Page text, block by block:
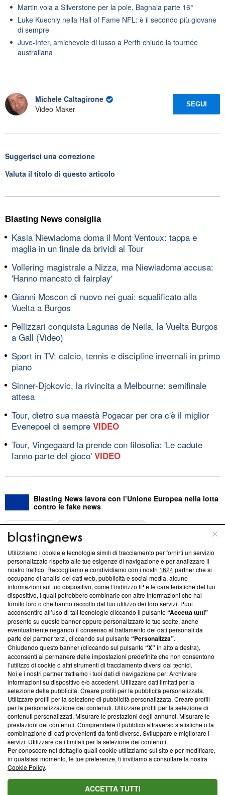
Martin vola a Silverstone per la pole, Bagnaia parte 16°
Luke Kuechly nella Hall of Fame NFL: è il secondo più giovane
di sempre
Juve-Inter, amichevole di lusso a Perth chiude la tournée
australiana
Michele Caltagirone
Video Maker
SEGUI
Suggerisci una correzione
Valuta il titolo di questo articolo
Blasting News consiglia
Kasia Niewiadoma doma il Mont Ventoux: tappa e
maglia in un finale da brividi al Tour
Vollering magistrale a Nizza, ma Niewiadoma accusa:
'Hanno mancato di fairplay'
Gianni Moscon di nuovo nei guai: squalificato alla
Vuelta a Burgos
Pellizzari conquista Lagunas de Neila, la Vuelta Burgos
a Gall (Video)
Sport in TV: calcio, tennis e discipline invernali in primo
piano
Sinner-Djokovic, la rivincita a Melbourne: semifinale
attesa
Tour, dietro sua maestà Pogacar per ora c'è il miglior
Evenepoel di sempre VIDEO
Tour, Vingegaard la prende con filosofia: 'Le cadute
fanno parte del gioco' VIDEO
Blasting News lavora con l’Unione Europea nella lotta
contro le fake news
ABOUT
Questa sezione offre informazioni trasparenti su Blasting
News, sui nostri processi editoriali e su come ci impegniamo a
creare news di qualità. Inoltre, afferma la nostra aderenza a
‘Trust Project - News with Integrity’Blasting News non è
ancora membro del programma, ma ha richiesto di farne
parte; Trust Project non ha ancora effettuato una verifica di
conformità agli standard.
Su di noi
Team editoriale
Corporate
Redazione
Informativa Privacy
Cookie Policy
Blasting SA, IDI CHE-247.845.224, Via Carlo Frasca, 3 - 6900
Lugano (Svizzera) Tel:+39 0690258937
© 2026 Blasting News
Utilizziamo i cookie e tecnologie simili di tracciamento per fornirti un servizio
personalizzato rispetto alle tue esigenze di navigazione e per analizzare il
nostro traffico. Raccogliamo e condividiamo con i nostri 1624partner che si
occupano di analisi dei dati web, pubblicità e social media, alcune
informazioni sul tuo dispositivo, come l’indirizzo IP e le caratteristiche del tuo
dispositivo, i quali potrebbero combinarle con altre informazioni che hai
fornito loro o che hanno raccolto dal tuo utilizzo dei loro servizi. Puoi
acconsentire all’uso di tali tecnologie cliccando il pulsante“Accetta tutti”
presente su questo banner oppure personalizzare le tue scelte, anche
eventualmente negando il consenso al trattamento dei dati personali da
parte dei partner terzi, cliccando sul pulsante“Personalizza”.
Chiudendo questo banner (cliccando sul pulsante“X”in alto a destra),
acconsenti al permanere delle impostazioni predefinite che non consentono
l’utilizzo di cookie o altri strumenti di tracciamento diversi dai tecnici.
Noi e i nostri partner trattiamo i tuoi dati di navigazione per: Archiviare
informazioni su dispositivo e/o accedervi. Utilizzare dati limitati per la
selezione della pubblicità. Creare profili per la pubblicità personalizzata.
Utilizzare profili per la selezione di pubblicità personalizzata. Creare profili
per la personalizzazione dei contenuti. Utilizzare profili per la selezione di
contenuti personalizzati. Misurare le prestazioni degli annunci. Misurare le
prestazioni dei contenuti. Comprendere il pubblico attraverso statistiche o la
combinazione di dati provenienti da fonti diverse. Sviluppare e migliorare i
servizi. Utilizzare dati limitati per la selezione dei contenuti.
Per conoscere nel dettaglio quali cookie utilizziamo sul sito e per modificare,
in qualsiasi momento, le tue preferenze, ti invitiamo a consultare la nostra
Cookie Policy.
ACCETTA TUTTI